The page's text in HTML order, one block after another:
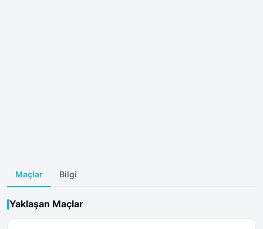
Maçlar Bilgi
Yaklaşan Maçlar